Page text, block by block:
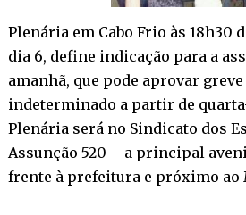
Plenária em Cabo Frio às 18h30
dia 6, define indicação para a
amanhã, que pode aprovar
indeterminado a partir de
Plenária será no Sindicato dos
Assunção 520 – a principal
frente à prefeitura e próximo ao